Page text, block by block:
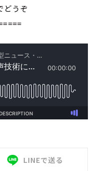
どうぞ
LINEで送る